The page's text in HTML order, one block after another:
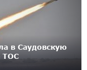
в Саудовскую
ТОС